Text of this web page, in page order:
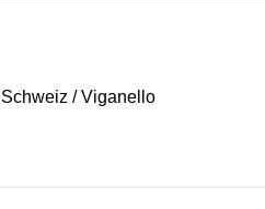
/ Viganello